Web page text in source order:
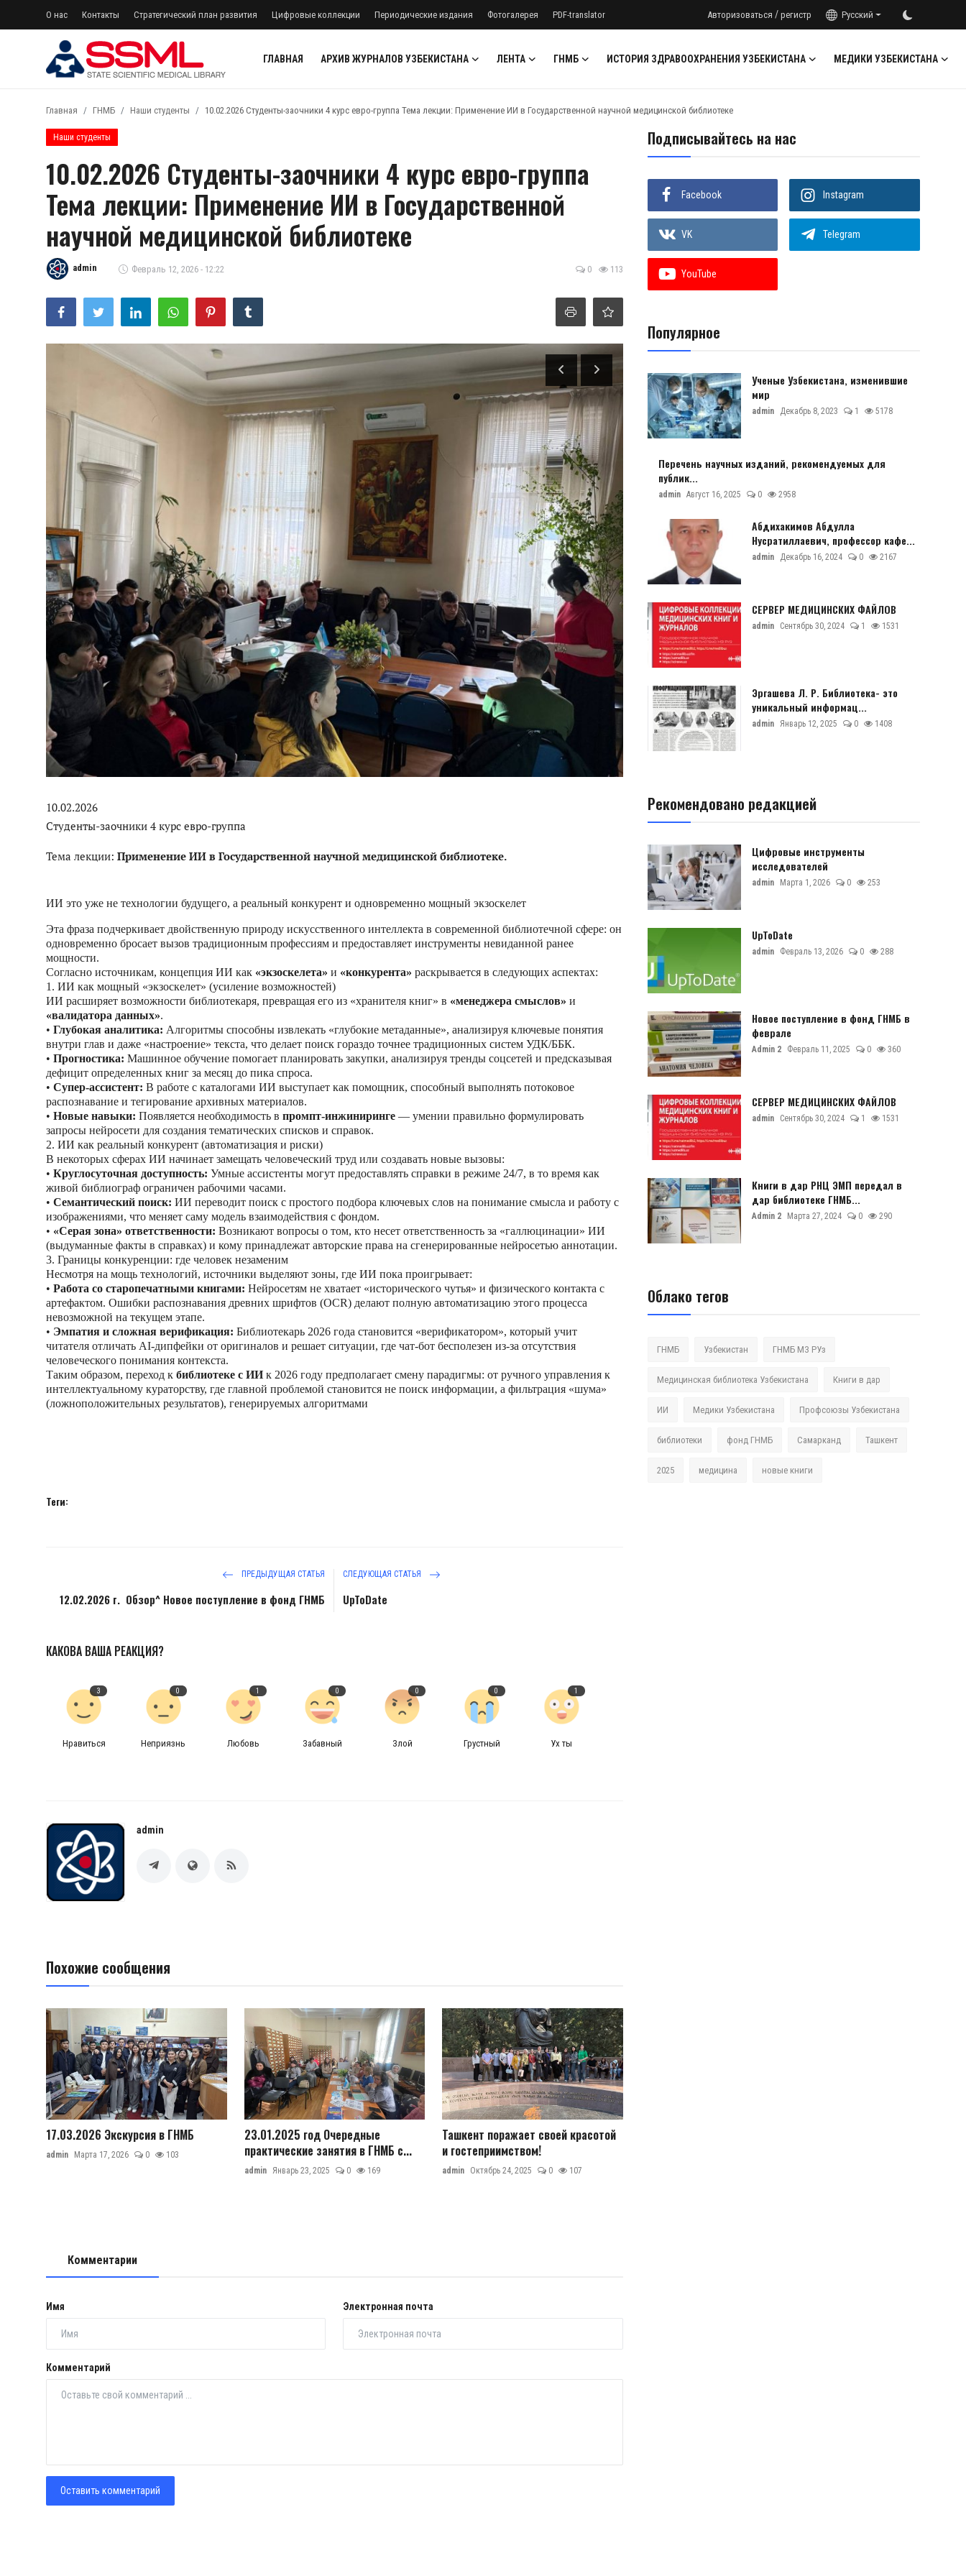
О нас Контакты Стратегический план развития Цифровые коллекции Периодические издания Фотогалерея PDF-translator Авторизоваться / регистр Русский
ГЛАВНАЯ АРХИВ ЖУРНАЛОВ УЗБЕКИСТАНА ЛЕНТА ГНМБ ИСТОРИЯ ЗДРАВООХРАНЕНИЯ УЗБЕКИСТАНА МЕДИКИ УЗБЕКИСТАНА
регистр
Главная
Архив журналов Узбекистана
Контакты
Стратегический план развития
Цифровые коллекции
История здравоохранения Узбекистана
Периодические издания
Медики Узбекистана
Фотогалерея
PDF-translator
Статистика
Проблемы Арала
Антикоррупция
Русский
Главная ГНМБ Наши студенты 10.02.2026 Студенты-заочники 4 курс евро-группа Тема лекции: Применение ИИ в Государственной научной медицинской библиотеке
Наши студенты
10.02.2026 Студенты-заочники 4 курс евро-группа
Тема лекции: Применение ИИ в Государственной
научной медицинской библиотеке
admin Февраль 12, 2026 - 12:22 0 113
10.02.2026
Студенты-заочники 4 курс евро-группа
Тема лекции: Применение ИИ в Государственной научной медицинской библиотеке.
ИИ это уже не технологии будущего, а реальный конкурент и одновременно мощный экзоскелет
Эта фраза подчеркивает двойственную природу искусственного интеллекта в современной библиотечной сфере: он
одновременно бросает вызов традиционным профессиям и предоставляет инструменты невиданной ранее
мощности.
Согласно источникам, концепция ИИ как «экзоскелета» и «конкурента» раскрывается в следующих аспектах:
1. ИИ как мощный «экзоскелет» (усиление возможностей)
ИИ расширяет возможности библиотекаря, превращая его из «хранителя книг» в «менеджера смыслов» и
«валидатора данных».
• Глубокая аналитика: Алгоритмы способны извлекать «глубокие метаданные», анализируя ключевые понятия
внутри глав и даже «настроение» текста, что делает поиск гораздо точнее традиционных систем УДК/ББК.
• Прогностика: Машинное обучение помогает планировать закупки, анализируя тренды соцсетей и предсказывая
дефицит определенных книг за месяц до пика спроса.
• Супер-ассистент: В работе с каталогами ИИ выступает как помощник, способный выполнять потоковое
распознавание и тегирование архивных материалов.
• Новые навыки: Появляется необходимость в промпт-инжиниринге — умении правильно формулировать
запросы нейросети для создания тематических списков и справок.
2. ИИ как реальный конкурент (автоматизация и риски)
В некоторых сферах ИИ начинает замещать человеческий труд или создавать новые вызовы:
• Круглосуточная доступность: Умные ассистенты могут предоставлять справки в режиме 24/7, в то время как
живой библиограф ограничен рабочими часами.
• Семантический поиск: ИИ переводит поиск с простого подбора ключевых слов на понимание смысла и работу с
изображениями, что меняет саму модель взаимодействия с фондом.
• «Серая зона» ответственности: Возникают вопросы о том, кто несет ответственность за «галлюцинации» ИИ
(выдуманные факты в справках) и кому принадлежат авторские права на сгенерированные нейросетью аннотации.
3. Границы конкуренции: где человек незаменим
Несмотря на мощь технологий, источники выделяют зоны, где ИИ пока проигрывает:
• Работа со старопечатными книгами: Нейросетям не хватает «исторического чутья» и физического контакта с
артефактом. Ошибки распознавания древних шрифтов (OCR) делают полную автоматизацию этого процесса
невозможной на текущем этапе.
• Эмпатия и сложная верификация: Библиотекарь 2026 года становится «верификатором», который учит
читателя отличать AI-дипфейки от оригиналов и решает ситуации, где чат-бот бесполезен из-за отсутствия
человеческого понимания контекста.
Таким образом, переход к библиотеке с ИИк 2026 году предполагает смену парадигмы: от ручного управления к
интеллектуальному кураторству, где главной проблемой становится не поиск информации, а фильтрация «шума»
(ложноположительных результатов), генерируемых алгоритмами
Теги:
ПРЕДЫДУЩАЯ СТАТЬЯ
12.02.2026 г. Обзор^ Новое поступление в фонд ГНМБ
СЛЕДУЮЩАЯ СТАТЬЯ
UpToDate
КАКОВА ВАША РЕАКЦИЯ?
3
Нравиться
0
Неприязнь
1
Любовь
0
Забавный
0
Злой
0
Грустный
1
Ух ты
admin
Похожие сообщения
17.03.2026 Экскурсия в ГНМБ
admin Марта 17, 2026 0 103
23.01.2025 год Очередные
практические занятия в ГНМБ с...
admin Январь 23, 2025 0 169
Ташкент поражает своей красотой
и гостеприимством!
admin Октябрь 24, 2025 0 107
Комментарии
Имя Электронная почта
Комментарий
Оставить комментарий
Подписывайтесь на нас
Facebook Instagram
VK Telegram
YouTube
Популярное
Ученые Узбекистана, изменившие
мир
admin Декабрь 8, 2023 1 5178
Перечень научных изданий, рекомендуемых для
публик...
admin Август 16, 2025 0 2958
Абдихакимов Абдулла
Нусратиллаевич, профессор кафе...
admin Декабрь 16, 2024 0 2167
СЕРВЕР МЕДИЦИНСКИХ ФАЙЛОВ
admin Сентябрь 30, 2024 1 1531
Эргашева Л. Р. Библиотека- это
уникальный информац...
admin Январь 12, 2025 0 1408
Рекомендовано редакцией
Цифровые инструменты
исследователей
admin Марта 1, 2026 0 253
UpToDate
admin Февраль 13, 2026 0 288
Новое поступление в фонд ГНМБ в
феврале
Admin 2 Февраль 11, 2025 0 360
СЕРВЕР МЕДИЦИНСКИХ ФАЙЛОВ
admin Сентябрь 30, 2024 1 1531
Книги в дар РНЦ ЭМП передал в
дар библиотеке ГНМБ...
Admin 2 Марта 27, 2024 0 290
Облако тегов
ГНМБ Узбекистан ГНМБ МЗ РУз
Медицинская библиотека Узбекистана Книги в дар
ИИ Медики Узбекистана Профсоюзы Узбекистана
библиотеки фонд ГНМБ Самарканд Ташкент
2025 медицина новые книги